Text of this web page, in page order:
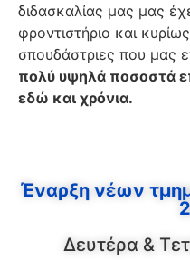
διδασκαλίας μας μας
φροντιστήριο και
σπουδάστριες που μας
πολύ υψηλά ποσοστά
εδώ και χρόνια.
Έναρξη νέων
Δευτέρα &